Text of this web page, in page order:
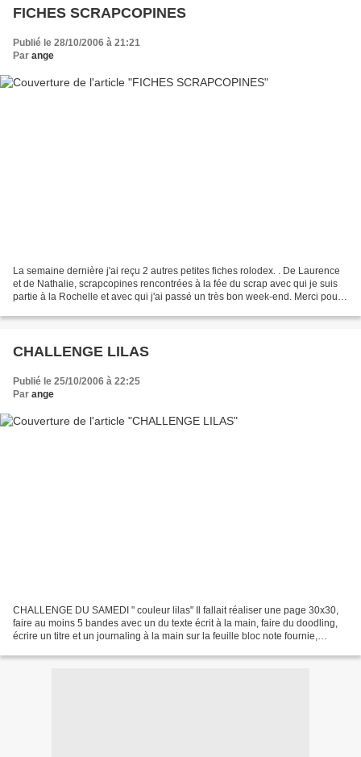
FICHES SCRAPCOPINES
Publié le 28/10/2006 à 21:21
Par ange
La semaine dernière j'ai reçu 2 autres petites fiches rolodex. . De Laurence
et de Nathalie, scrapcopines rencontrées à la fée du scrap avec qui je suis
partie à la Rochelle et avec qui j'ai passé un très bon week-end. Merci pour
CHALLENGE LILAS
Publié le 25/10/2006 à 22:25
Par ange
CHALLENGE DU SAMEDI " couleur lilas" Il fallait réaliser une page 30x30,
faire au moins 5 bandes avec un du texte écrit à la main, faire du doodling,
écrire un titre et un journaling à la main sur la feuille bloc note fournie,